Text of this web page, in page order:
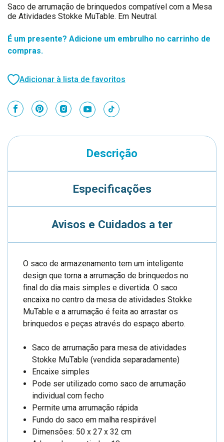
Saco de arrumação de brinquedos compatível com a Mesa
de Atividades Stokke MuTable. Em Neutral.
É um presente? Adicione um embrulho no carrinho de
compras.
Adicionar à lista de favoritos
Descrição
Especificações
Avisos e Cuidados a ter
O saco de armazenamento tem um inteligente
design que torna a arrumação de brinquedos no
final do dia mais simples e divertida. O saco
encaixa no centro da mesa de atividades Stokke
MuTable e a arrumação é feita ao arrastar os
brinquedos e peças através do espaço aberto.
Saco de arrumação para mesa de atividades
Stokke MuTable (vendida separadamente)
Encaixe simples
Pode ser utilizado como saco de arrumação
individual com fecho
Permite uma arrumação rápida
Fundo do saco em malha respirável
Dimensões: 50 x 27 x 32 cm